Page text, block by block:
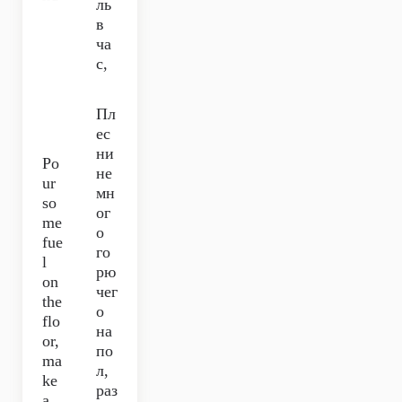
ль
в
ча
с,
Po
ur
so
me
fue
l
on
the
flo
or,
ma
ke
Пл
ес
ни
не
мн
ог
о
го
рю
чег
о
на
по
л,
раз